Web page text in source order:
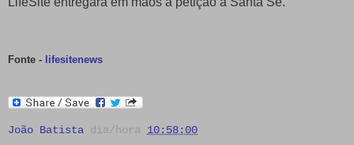
Fonte - lifesitenews
João Batista dia/hora 10:58:00